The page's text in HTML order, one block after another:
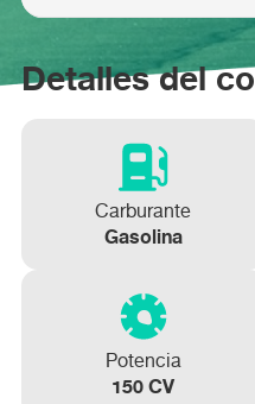
RENAULT
Hybrid 147kW
Detalles del
Carburante
Gasolina
Potencia
150 CV